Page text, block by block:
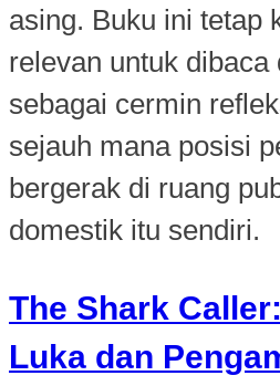
asing. Buku ini tetap
relevan untuk dibaca
sebagai cermin
sejauh mana posisi
bergerak di ruang
domestik itu sendiri.
The Shark
Luka dan